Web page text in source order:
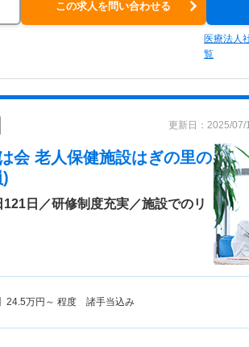
この求人を問い合わせる
医療法人
覧
更新日：2025/
会 老人保健施設はぎの里の
121日／研修制度充実／施設でのリ
24.5万円～ 程度 諸手当込み